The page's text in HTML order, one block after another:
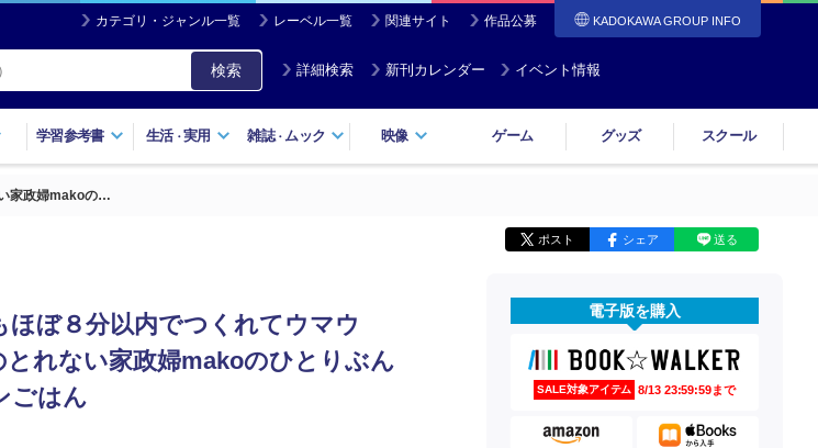
カテゴリ・ジャンル一覧 レーベル一覧 関連サイト 作品公募 KADOKAWA GROUP INFO
検索 詳細検索 新刊カレンダー イベント情報
学習参考書 生活・実用 雑誌・ ムック 映像 ゲーム グッズ スクール
家政婦makoの…
ポスト シェア 送る
ほぼ８分以内でつくれてウマウ
れない家政婦makoのひとりぶん
ごはん
電子版を購入
SALE対象アイテム 8/13 23:59:59まで